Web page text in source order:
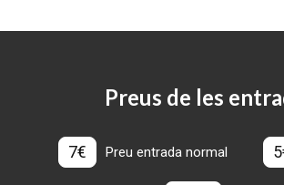
Preus de les
7€ Preu entrada normal